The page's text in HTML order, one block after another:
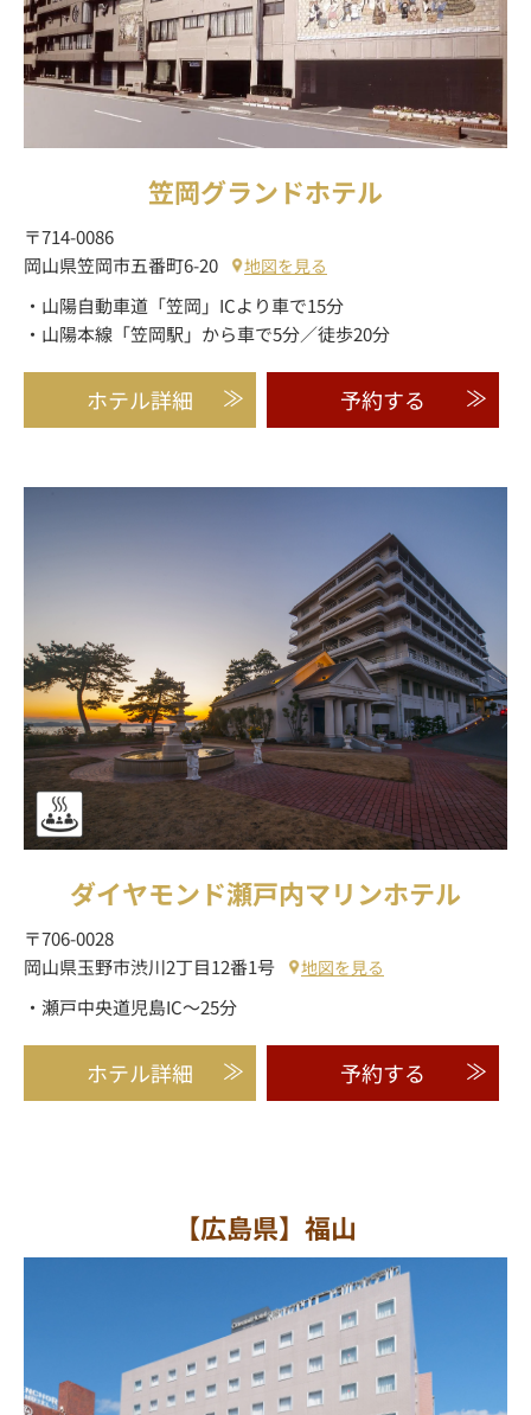
笠岡グランドホテル
〒714-0086
岡山県笠岡市五番町6-20
地図を見る
・山陽自動車道「笠岡」ICより車で15分
・山陽本線「笠岡駅」から車で5分／徒歩20分
ホテル詳細 予約する
ダイヤモンド瀬戸内マリンホテル
〒706-0028
岡山県玉野市渋川2丁目12番1号
地図を見る
・瀬戸中央道児島IC～25分
ホテル詳細 予約する
【広島県】福山